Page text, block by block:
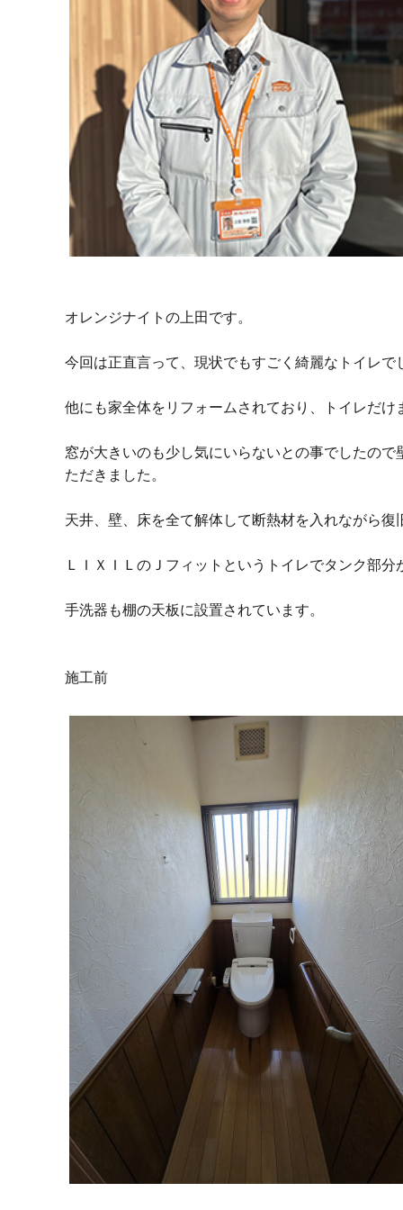
オレンジナイトの上田です。
今回は正直言って、現状でもすごく綺麗なトイレで
他にも家全体をリフォームされており、トイレだ
窓が大きいのも少し気にいらないとの事でしたの
ただきました。
天井、壁、床を全て解体して断熱材を入れながら復
ＬＩＸＩＬのＪフィットというトイレでタンク部
手洗器も棚の天板に設置されています。
施工前